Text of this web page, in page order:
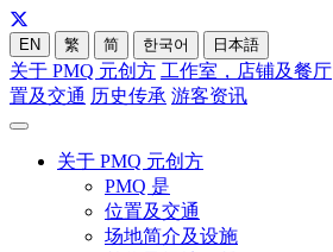
EN 繁 简 한국어 日本語
关于 PMQ 元创方 工作室，店铺及餐厅
置及交通 历史传承 游客资讯
关于 PMQ 元创方
PMQ 是
位置及交通
场地简介及设施